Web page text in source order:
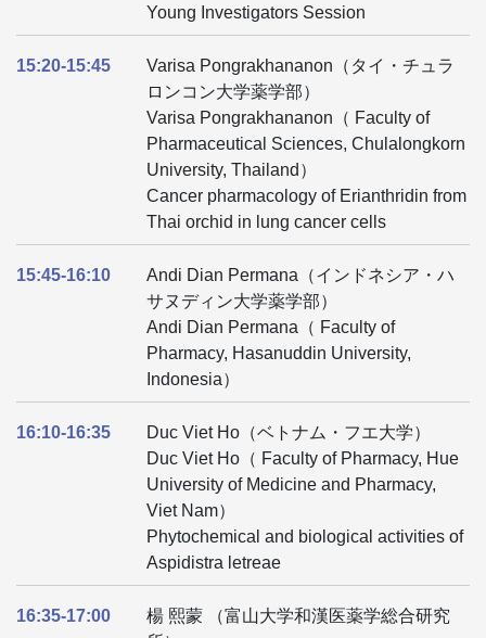
Young Investigators Session
15:20-15:45
Varisa Pongrakhananon（タイ・チュラ
ロンコン大学薬学部）
Varisa Pongrakhananon（ Faculty of
Pharmaceutical Sciences, Chulalongkorn
University, Thailand）
Cancer pharmacology of Erianthridin from
Thai orchid in lung cancer cells
15:45-16:10
Andi Dian Permana（インドネシア・ハ
サヌディン大学薬学部）
Andi Dian Permana（ Faculty of
Pharmacy, Hasanuddin University,
Indonesia）
16:10-16:35
Duc Viet Ho（ベトナム・フエ大学）
Duc Viet Ho（ Faculty of Pharmacy, Hue
University of Medicine and Pharmacy,
Viet Nam）
Phytochemical and biological activities of
Aspidistra letreae
16:35-17:00
楊 熙蒙 （富山大学和漢医薬学総合研究